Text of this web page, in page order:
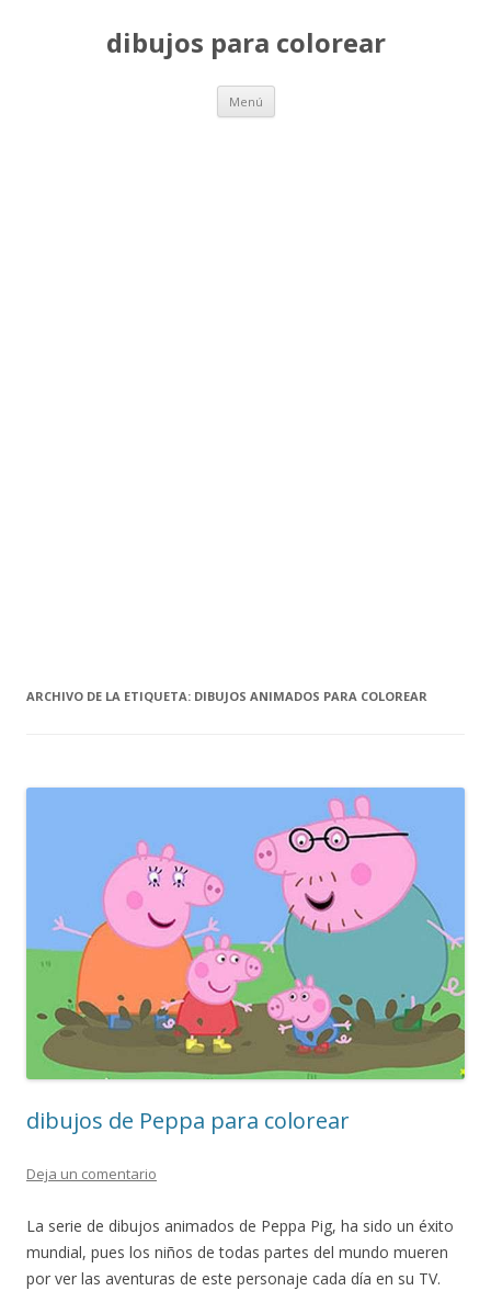
dibujos para colorear
Menú Saltar
contenido
ARCHIVO DE LA ETIQUETA: DIBUJOS ANIMADOS PARA COLOREAR
dibujos de Peppa para colorear
Deja un comentario
La serie de dibujos animados de Peppa Pig, ha sido un éxito
mundial, pues los niños de todas partes del mundo mueren
por ver las aventuras de este personaje cada día en su TV.